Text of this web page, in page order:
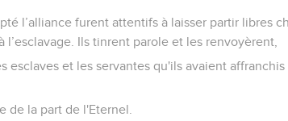
l’alliance furent attentifs à laisser partir libres
Ils tinrent parole et les renvoyèrent,
esclaves et les servantes qu'ils avaient affranchis
de la part de l'Eternel.